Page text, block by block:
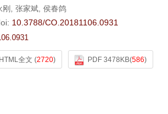
刚 , 张家斌, 侯春鸽
10.3788/CO.20181106.0931
HTML全文 (2720) PDF 3478KB(586)